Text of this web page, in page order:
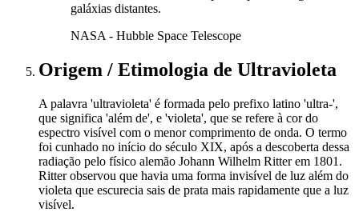
galáxias distantes.
NASA - Hubble Space Telescope
Origem / Etimologia de Ultravioleta
A palavra 'ultravioleta' é formada pelo prefixo latino 'ultra-',
que significa 'além de', e 'violeta', que se refere à cor do
espectro visível com o menor comprimento de onda. O termo
foi cunhado no início do século XIX, após a descoberta dessa
radiação pelo físico alemão Johann Wilhelm Ritter em 1801.
Ritter observou que havia uma forma invisível de luz além do
violeta que escurecia sais de prata mais rapidamente que a luz
visível.